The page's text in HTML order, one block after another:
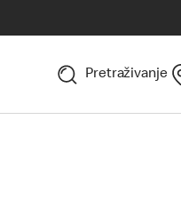
Pretraživanje